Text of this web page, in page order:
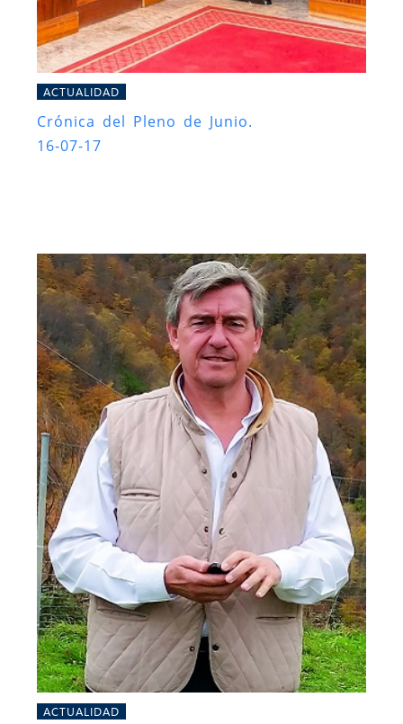
ACTUALIDAD
Crónica del Pleno de Junio.
16-07-17
ACTUALIDAD